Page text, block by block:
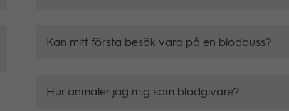
Kan mitt första besök vara på en blodbuss?
Hur anmäler jag mig som blodgivare?